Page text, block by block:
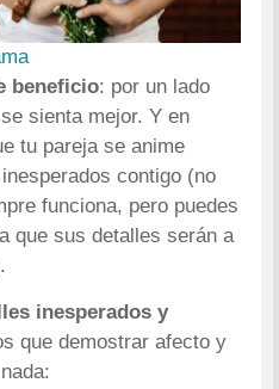
beneficio: por un lado
sienta mejor. Y en
tu pareja se anime
contigo (no
funciona, pero puedes
que sus detalles serán a
inesperados y
que demostrar afecto y